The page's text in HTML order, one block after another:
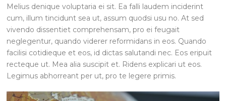
Melius denique voluptaria ei sit. Ea falli laudem inciderint
cum, illum tincidunt sea ut, assum quodsi usu no. At sed
vivendo dissentiet comprehensam, pro ei feugait
neglegentur, quando viderer reformidans in eos. Quando
facilisi cotidieque et eos, id dictas salutandi nec. Eos eripuit
recteque ut. Mea alia suscipit et. Ridens explicari ut eos.
Legimus abhorreant per ut, pro te legere primis.